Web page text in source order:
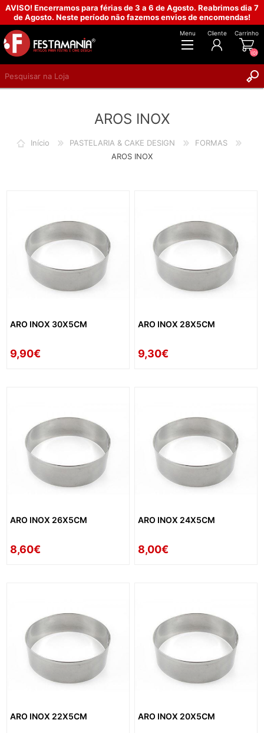
AVISO! Encerramos para férias de 3 a 6 de Agosto. Reabrimos dia 7
de Agosto. Neste período não fazemos envios de encomendas!
Menu Cliente Carrinho
(0)
AROS INOX
Início PASTELARIA & CAKE DESIGN
FORMAS
AROS INOX
ARO INOX 30X5CM
9,90€
ARO INOX 28X5CM
9,30€
ARO INOX 26X5CM
8,60€
ARO INOX 24X5CM
8,00€
ARO INOX 22X5CM ARO INOX 20X5CM